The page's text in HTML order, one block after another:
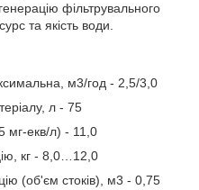
фільтрувального
та якість води.
м3/год - 2,5/3,0
л - 75
мг-екв/л) - 11,0
кг - 8,0…12,0
(об'єм стоків), м3 - 0,75